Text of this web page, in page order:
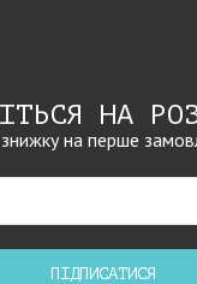
НА
на перше
ПІДПИСАТИСЯ